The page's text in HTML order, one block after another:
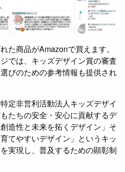
た商品がAmazonで買えます。
では、キッズデザイン賞の審査
びのための参考情報も提供され
定非営利活動法人キッズデザイ
たちの安全・安心に貢献するデ
造性と未来を拓くデザイン」そ
てやすいデザイン」というキッ
実現し、普及するための顕彰制